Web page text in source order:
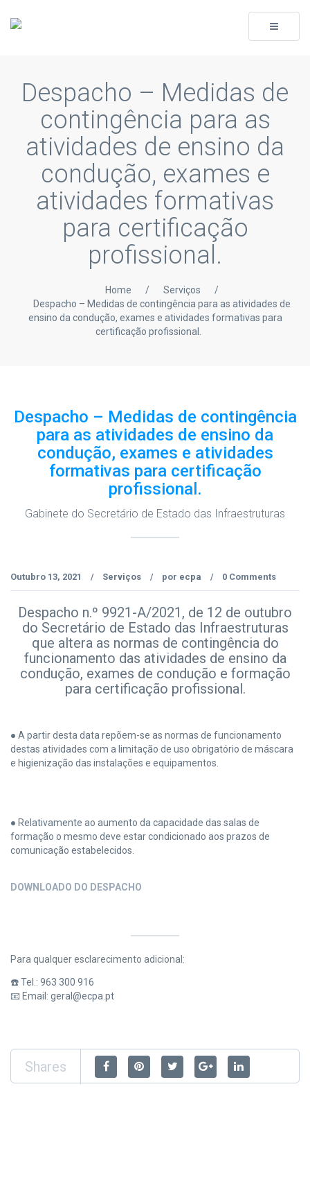
Toggle
Despacho – Medidas de
contingência para as
atividades de ensino da
condução, exames e
atividades formativas
para certificação
profissional.
Home / Serviços
/
Despacho – Medidas de contingência para as atividades de
ensino da condução, exames e atividades formativas para
certificação profissional.
Despacho – Medidas de contingência
para as atividades de ensino da
condução, exames e atividades
formativas para certificação
profissional.
Gabinete do Secretário de Estado das Infraestruturas
Outubro 13, 2021 / Serviços / por ecpa / 0 Comments
Despacho n.º 9921-A/2021, de 12 de outubro
do Secretário de Estado das Infraestruturas
que altera as normas de contingência do
funcionamento das atividades de ensino da
condução, exames de condução e formação
para certificação profissional.
● A partir desta data repõem-se as normas de funcionamento
destas atividades com a limitação de uso obrigatório de máscara
e higienização das instalações e equipamentos.
● Relativamente ao aumento da capacidade das salas de
formação o mesmo deve estar condicionado aos prazos de
comunicação estabelecidos.
DOWNLOADO DO DESPACHO
Para qualquer esclarecimento adicional:
☎️ Tel.: 963 300 916
📧 Email: geral@ecpa.pt
Shares